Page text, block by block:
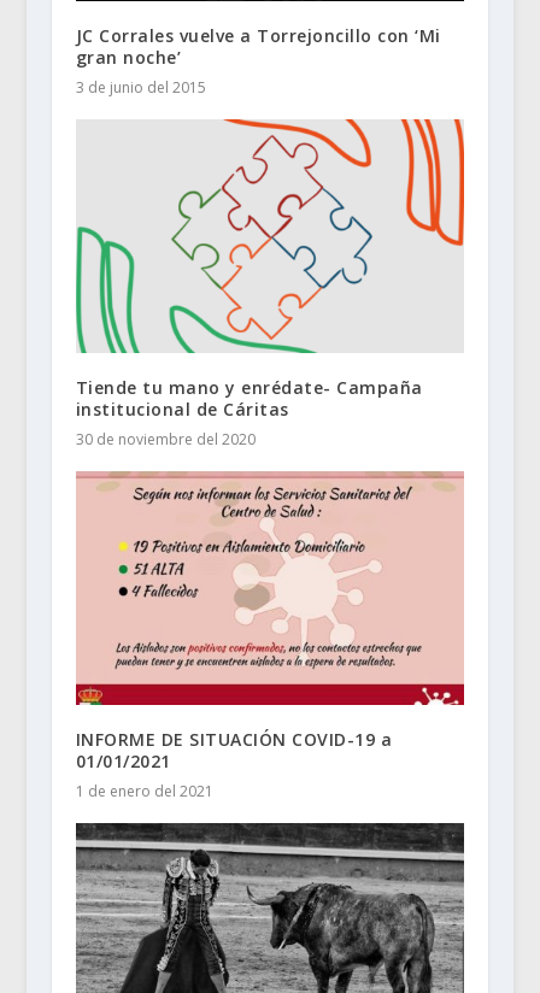
JC Corrales vuelve a Torrejoncillo con ‘Mi
gran noche’
3 de junio del 2015
Tiende tu mano y enrédate- Campaña
institucional de Cáritas
30 de noviembre del 2020
INFORME DE SITUACIÓN COVID-19 a
01/01/2021
1 de enero del 2021